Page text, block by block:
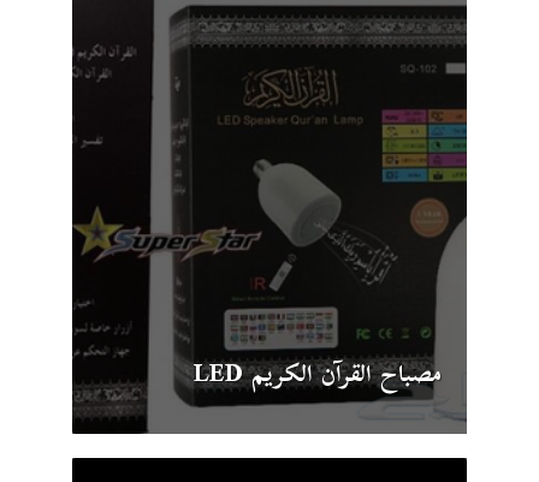
مصباح القرآن الكريم LED